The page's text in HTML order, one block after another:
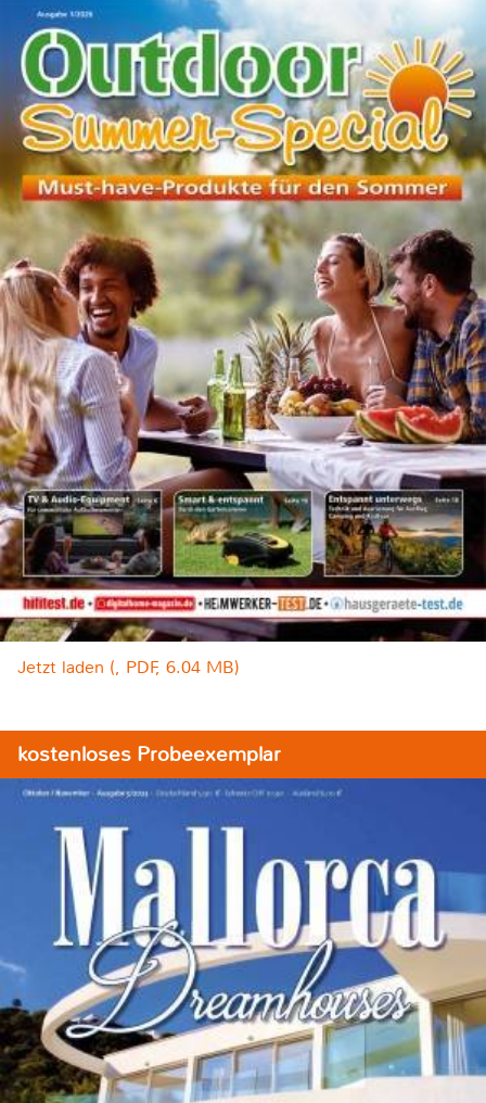
Jetzt laden (, PDF, 6.04 MB)
kostenloses Probeexemplar